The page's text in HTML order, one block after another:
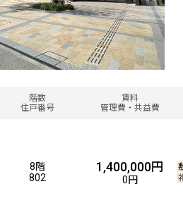
階数
住戸番号
賃料
管理費・共益費
8階
802
1,400,000円
0円